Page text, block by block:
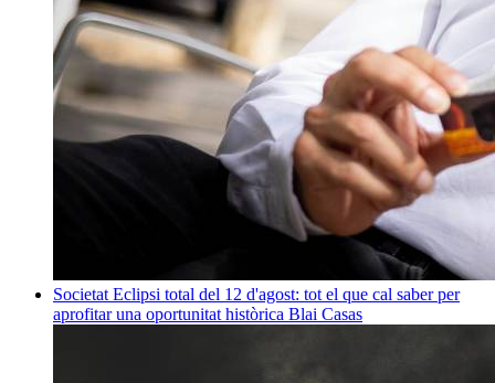
Societat Eclipsi total del 12 d'agost: tot el que cal saber per
aprofitar una oportunitat històrica Blai Casas